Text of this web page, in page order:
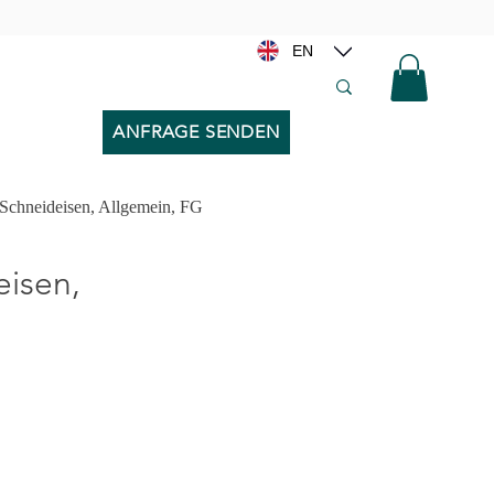
EN
ANFRAGE SENDEN
Allgemein, FG